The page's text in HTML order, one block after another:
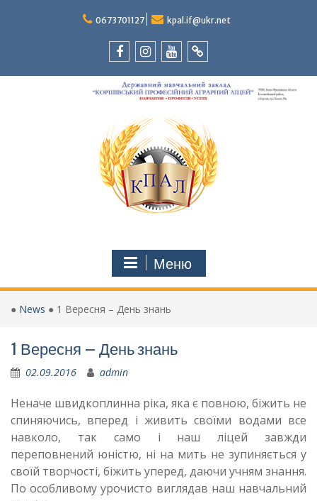
0673701127 kpal.if@ukr.net
Tok
Меню
● News ● 1 Вересня – День знань
1 Вересня – День знань
02.09.2016 admin
Неначе швидкоплинна ріка, яка є повною, біжить не
спиняючись, вперед і живить своїми водами все
навколо, так само і наш ліцей завжди
переповнений юністю, ні на мить не зупиняється у
своїй творчості, біжить уперед, даючи учням знання.
По особливому урочисто виглядав наш навчальний